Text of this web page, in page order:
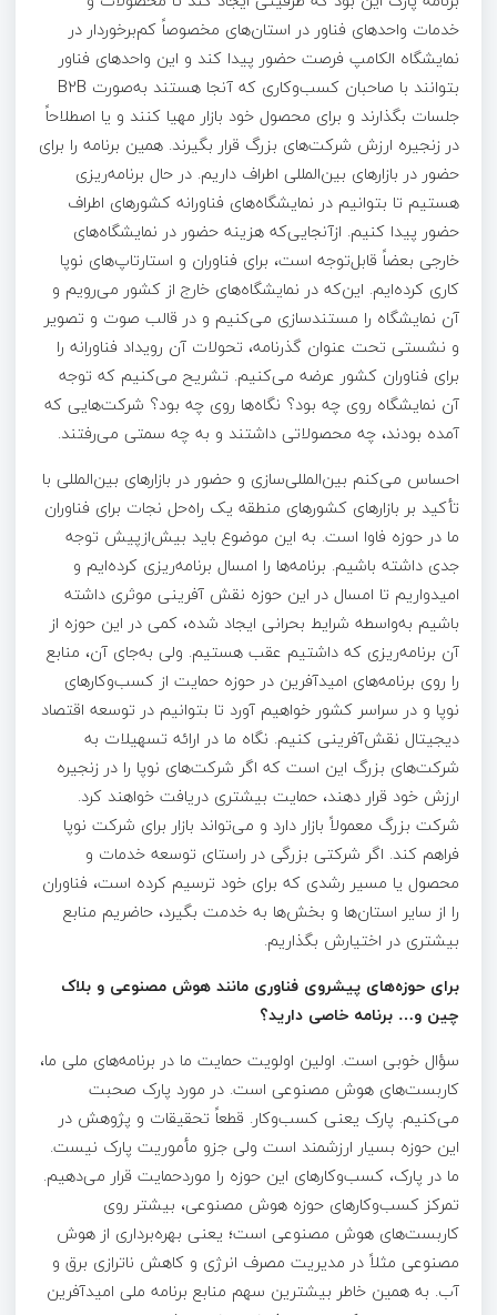
خدمات واحدهای فناور در استان‌های مخصوصاً کم‌برخوردار در
نمایشگاه الکامپ فرصت حضور پیدا کند و این واحدهای فناور
بتوانند با صاحبان کسب‌وکاری که آنجا هستند به‌صورت B2B
جلسات بگذارند و برای محصول خود بازار مهیا کنند و یا اصطلاحاً
در زنجیره ارزش شرکت‌های بزرگ قرار بگیرند. همین برنامه را برای
حضور در بازارهای بین‌المللی اطراف داریم. در حال برنامه‌ریزی
هستیم تا بتوانیم در نمایشگاه‌های فناورانه کشورهای اطراف
حضور پیدا کنیم. ازآنجایی‌که هزینه حضور در نمایشگاه‌های
خارجی بعضاً قابل‌توجه است، برای فناوران و استارتاپ‌های نوپا
کاری کرده‌ایم. این‌که در نمایشگاه‌های خارج از کشور می‌رویم و
آن نمایشگاه را مستندسازی می‌کنیم و در قالب صوت و تصویر
و نشستی تحت عنوان گذرنامه، تحولات آن رویداد فناورانه را
برای فناوران کشور عرضه می‌کنیم. تشریح می‌کنیم که توجه
آن نمایشگاه روی چه بود؟ نگاه‌ها روی چه بود؟ شرکت‌هایی که
آمده بودند، چه محصولاتی داشتند و به چه سمتی می‌رفتند.
احساس می‌کنم بین‌المللی‌سازی و حضور در بازارهای بین‌المللی با
تأکید بر بازارهای کشورهای منطقه یک راه‌حل نجات برای فناوران
ما در حوزه فاوا است. به این موضوع باید بیش‌ازپیش توجه
جدی داشته باشیم. برنامه‌ها را امسال برنامه‌ریزی کرده‌ایم و
امیدواریم تا امسال در این حوزه نقش آفرینی موثری داشته
باشیم به‌واسطه شرایط بحرانی ایجاد شده، کمی در این حوزه از
آن برنامه‌ریزی که داشتیم عقب هستیم. ولی به‌جای آن، منابع
را روی برنامه‌های امیدآفرین در حوزه حمایت از کسب‌وکارهای
نوپا و در سراسر کشور خواهیم آورد تا بتوانیم در توسعه اقتصاد
دیجیتال نقش‌آفرینی کنیم. نگاه ما در ارائه تسهیلات به
شرکت‌های بزرگ این است که اگر شرکت‌های نوپا را در زنجیره
ارزش خود قرار دهند، حمایت بیشتری دریافت خواهند کرد.
شرکت بزرگ معمولاً بازار دارد و می‌تواند بازار برای شرکت نوپا
فراهم کند. اگر شرکتی بزرگی در راستای توسعه خدمات و
محصول یا مسیر رشدی که برای خود ترسیم کرده است، فناوران
را از سایر استان‌ها و بخش‌ها به خدمت بگیرد، حاضریم منابع
بیشتری در اختیارش بگذاریم.
برای حوزه‌های پیشروی فناوری مانند هوش مصنوعی و بلاک
چین و… برنامه خاصی دارید؟
سؤال خوبی است. اولین اولویت حمایت ما در برنامه‌های ملی ما،
کاربست‌های هوش مصنوعی است. در مورد پارک صحبت
می‌کنیم. پارک یعنی کسب‌وکار. قطعاً تحقیقات و پژوهش در
این حوزه بسیار ارزشمند است ولی جزو مأموریت پارک نیست.
ما در پارک، کسب‌وکارهای این حوزه را موردحمایت قرار می‌دهیم.
تمرکز کسب‌وکارهای حوزه هوش مصنوعی، بیشتر روی
کاربست‌های هوش مصنوعی است؛ یعنی بهره‌برداری از هوش
مصنوعی مثلاً در مدیریت مصرف انرژی و کاهش ناترازی برق و
آب. به همین خاطر بیشترین سهم منابع برنامه ملی امیدآفرین